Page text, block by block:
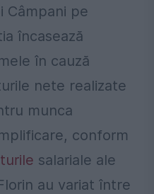
Câmpani pe
încasează
în cauză
nete realizate
munca
conform
salariale ale
au variat între